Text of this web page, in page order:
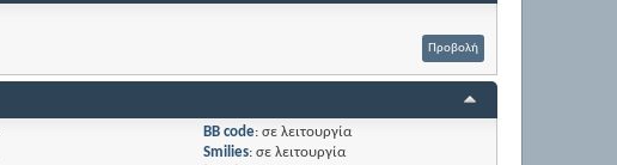
BB code:σε λειτουργία
Smilies:σε λειτουργία